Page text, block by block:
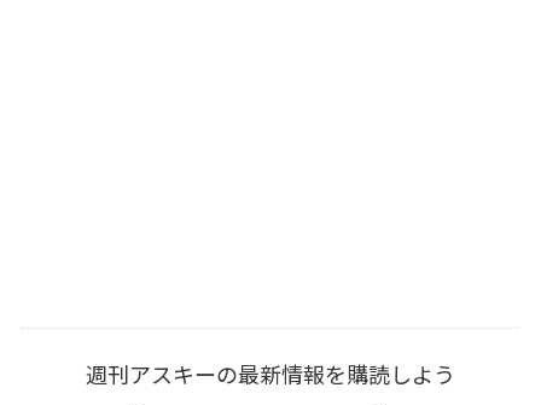
週刊アスキーの最新情報を購読しよう